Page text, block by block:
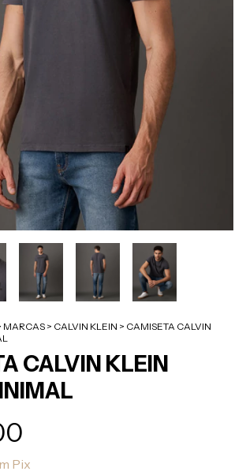
MARCAS > CALVIN KLEIN > CAMISETA CALVIN
CALVIN KLEIN
Pix